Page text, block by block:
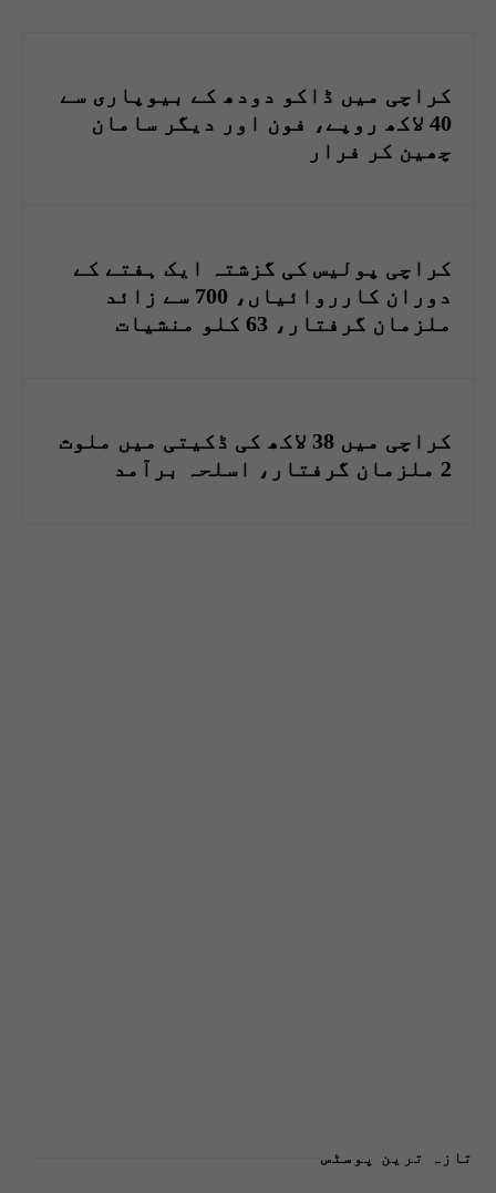
کراچی میں ڈاکو دودھ کے بیوپاری سے
40 لاکھ روپے، فون اور دیگر سامان
چھین کر فرار
کراچی پولیس کی گزشتہ ایک ہفتے کے
دوران کارروائیاں، 700 سے زائد
ملزمان گرفتار، 63 کلو منشیات
کراچی میں 38 لاکھ کی ڈکیتی میں ملوث
2 ملزمان گرفتار، اسلحہ برآمد
تازہ ترین پوسٹس